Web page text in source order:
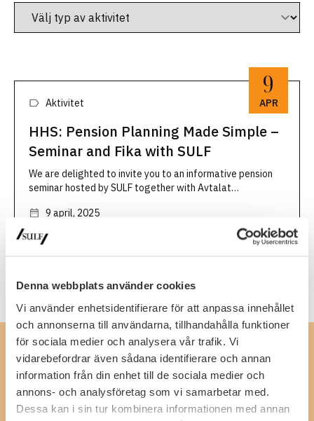
Denna webbplats använder cookies
Vi använder enhetsidentifierare för att anpassa innehållet
och annonserna till användarna, tillhandahålla funktioner
för sociala medier och analysera vår trafik. Vi
vidarebefordrar även sådana identifierare och annan
information från din enhet till de sociala medier och
annons- och analysföretag som vi samarbetar med.
Dessa kan i sin tur kombinera informationen med annan
9
APR
Aktivitet
HHS: Pension Planning Made Simple –
Seminar and Fika with SULF
We are delighted to invite you to an informative pension
seminar hosted by SULF together with Avtalat
beginning to think about retirement, this is an excellent
9 april, 2025
Kontakta oss
SULF, Sveriges universitetslärare och forskare
Ferkens gränd 4, 111 30 Stockholm
08-505 836 00 (växel),kansli@sulf.se